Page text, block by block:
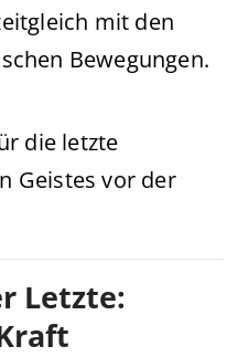
mit den
Bewegungen.
die letzte
Geistes vor der
Letzte: